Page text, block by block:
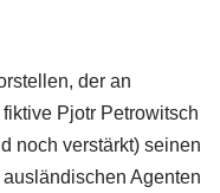
der an
Pjotr Petrowitsch
noch verstärkt) seinen
Agenten